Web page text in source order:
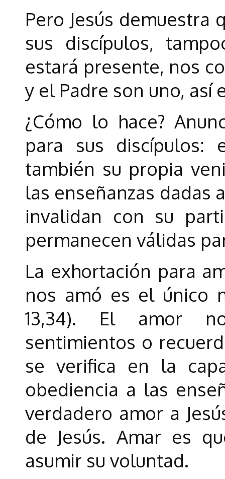
Pero Jesús demuestra
sus discípulos,
estará presente, nos
y el Padre son uno, así
¿Cómo lo hace?
para sus discípulos:
también su propia
las enseñanzas dadas
invalidan con su
permanecen válidas
La exhortación para
nos amó es el único
13,34). El amor
sentimientos o
se verifica en la
obediencia a las
verdadero amor a
de Jesús. Amar es
asumir su voluntad.